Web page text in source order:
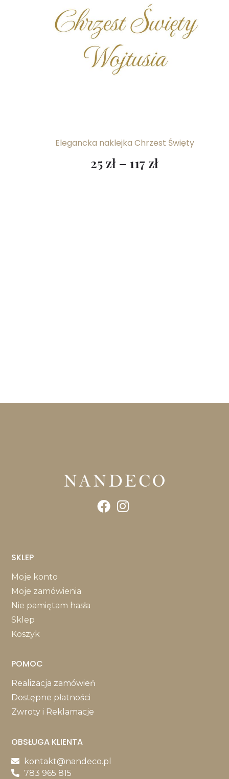
Elegancka naklejka Chrzest Święty
25 zł – 117 zł
SKLEP
Moje konto
Moje zamówienia
Nie pamiętam hasła
Sklep
Koszyk
POMOC
Realizacja zamówień
Dostępne płatności
Zwroty i Reklamacje
OBSŁUGA KLIENTA
kontakt@nandeco.pl
783 965 815